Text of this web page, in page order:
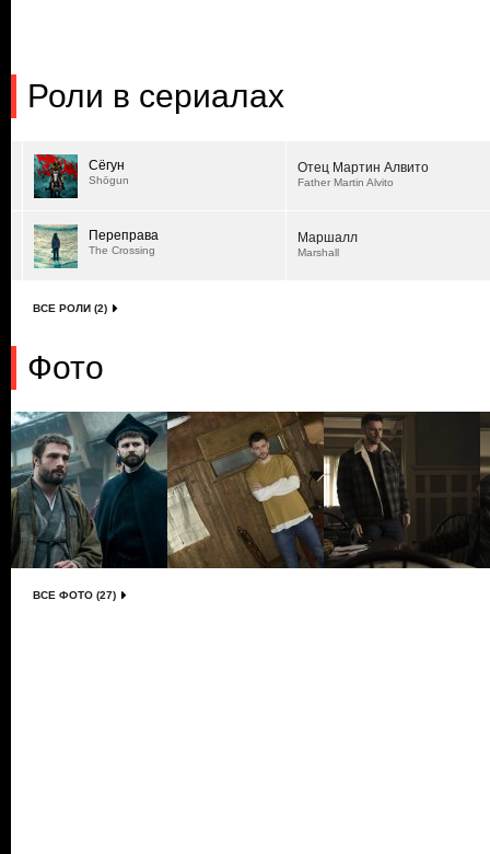
Роли в сериалах
Сёгун
Shōgun
Отец Мартин Алвито
Father Martin Alvito
Переправа
The Crossing
Маршалл
Marshall
ВСЕ РОЛИ (2)
Фото
ВСЕ ФОТО (27)